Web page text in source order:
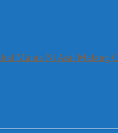
Mama Ni Asal Malang